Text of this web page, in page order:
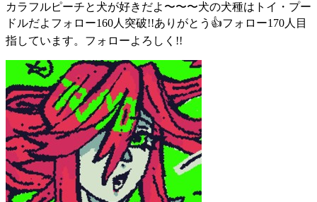
カラフルピーチと犬が好きだよ〜〜〜犬の犬種はトイ・プー
ドルだよフォロー160人突破!!ありがとう👍フォロー170人目
指しています。フォローよろしく!!